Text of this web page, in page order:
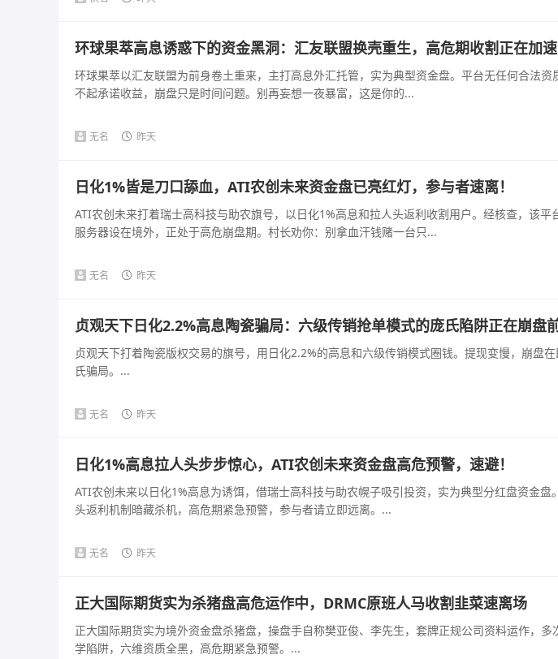
环球果萃高息诱惑下的资金黑洞：汇友联盟换壳重生，高危期收割正在加速
环球果萃以汇友联盟为前身卷土重来，主打高息外汇托管，实为典型资金盘。平台无任何合法
不起承诺收益，崩盘只是时间问题。别再妄想一夜暴富，这是你的...
无名 昨天
日化1%皆是刀口舔血，ATI农创未来资金盘已亮红灯，参与者速离！
ATI农创未来打着瑞士高科技与助农旗号，以日化1%高息和拉人头返利收割用户。经核查，该平
服务器设在境外，正处于高危崩盘期。村长劝你：别拿血汗钱赌一台只...
无名 昨天
贞观天下日化2.2%高息陶瓷骗局：六级传销抢单模式的庞氏陷阱正在崩盘
贞观天下打着陶瓷版权交易的旗号，用日化2.2%的高息和六级传销模式圈钱。提现变慢，崩盘
氏骗局。...
无名 昨天
日化1%高息拉人头步步惊心，ATI农创未来资金盘高危预警，速避！
ATI农创未来以日化1%高息为诱饵，借瑞士高科技与助农幌子吸引投资，实为典型分红盘资金盘
头返利机制暗藏杀机，高危期紧急预警，参与者请立即远离。...
无名 昨天
正大国际期货实为杀猪盘高危运作中，DRMC原班人马收割韭菜速离场
正大国际期货实为境外资金盘杀猪盘，操盘手自称樊亚俊、李先生，套牌正规公司资料运作，
学陷阱，六维资质全黑，高危期紧急预警。...